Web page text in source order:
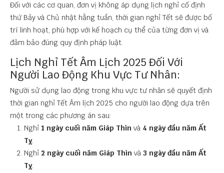
Đối với các cơ quan, đơn vị không áp dụng lịch nghỉ cố định
thứ Bảy và Chủ nhật hằng tuần, thời gian nghỉ Tết sẽ được bố
trí linh hoạt, phù hợp với kế hoạch cụ thể của từng đơn vị và
đảm bảo đúng quy định pháp luật.
Lịch Nghỉ Tết Âm Lịch 2025 Đối Với
Người Lao Động Khu Vực Tư Nhân:
Người sử dụng lao động trong khu vực tư nhân sẽ quyết định
thời gian nghỉ Tết Âm lịch 2025 cho người lao động dựa trên
một trong các phương án sau:
Nghỉ 1 ngày cuối năm Giáp Thìn và 4 ngày đầu năm Ất
Tỵ.
Nghỉ 2 ngày cuối năm Giáp Thìn và 3 ngày đầu năm Ất
Tỵ.